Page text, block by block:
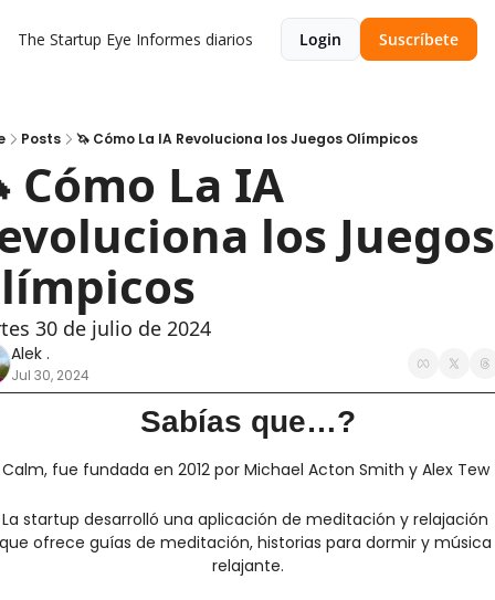
The Startup Eye Informes diarios Login Suscríbete
Posts 🦄 Cómo La IA Revoluciona los Juegos Olímpicos
Cómo La IA
los Juegos
30 de julio de 2024
Alek .
Jul 30, 2024
Sabías que…?
Calm, fue fundada en 2012 por Michael Acton Smith y Alex Tew
La startup desarrolló una aplicación de meditación y relajación
que ofrece guías de meditación, historias para dormir y música
relajante.